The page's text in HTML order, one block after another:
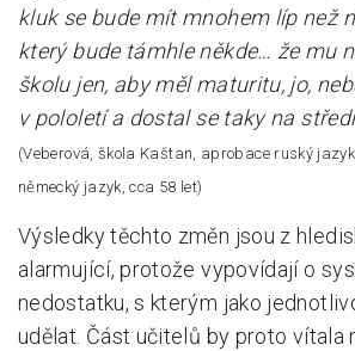
kluk se bude mít mnohem líp než
který bude támhle někde… že mu
školu jen, aby měl maturitu, jo,
v pololetí a dostal se taky na
(Veberová, škola Kaštan, aprobace ruský
německý jazyk, cca 58 let)
Výsledky těchto změn jsou z
alarmující, protože vypovídají o
nedostatku, s kterým jako
udělat. Část učitelů by proto vítala